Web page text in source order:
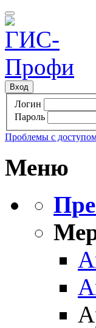
Вход
Логин
Пароль
Проблемы с
Меню